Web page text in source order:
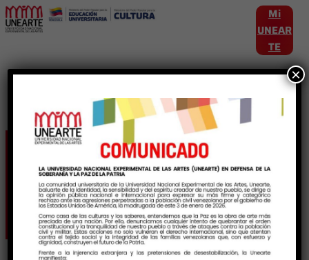
Mi
UNEAR
TE
Etiqueta:
procesosacademicos
×